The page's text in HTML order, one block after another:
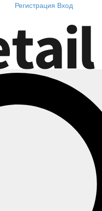
Регистрация Вход